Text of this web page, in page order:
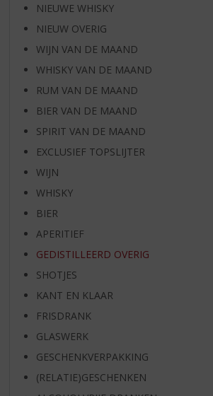
NIEUWE WHISKY
NIEUW OVERIG
WIJN VAN DE MAAND
WHISKY VAN DE MAAND
RUM VAN DE MAAND
BIER VAN DE MAAND
SPIRIT VAN DE MAAND
EXCLUSIEF TOPSLIJTER
WIJN
WHISKY
BIER
APERITIEF
GEDISTILLEERD OVERIG
SHOTJES
KANT EN KLAAR
FRISDRANK
GLASWERK
GESCHENKVERPAKKING
(RELATIE)GESCHENKEN